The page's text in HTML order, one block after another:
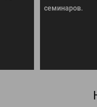
семинаров.